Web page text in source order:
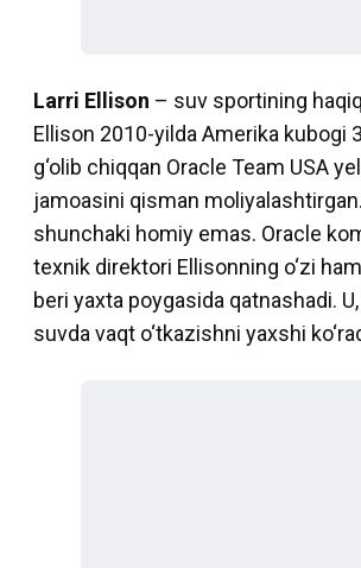
Larri Ellison – suv sportining
Ellison 2010-yilda Amerika kubogi
g‘olib chiqqan Oracle Team USA
jamoasini qisman
shunchaki homiy emas. Oracle
texnik direktori Ellisonning o‘zi
beri yaxta poygasida qatnashadi.
suvda vaqt o‘tkazishni yaxshi